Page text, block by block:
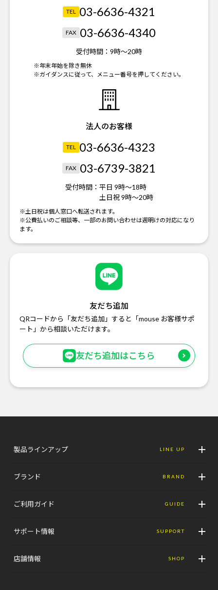
TEL 03-6636-4321
FAX 03-6636-4340
受付時間： 9時～20時
※年末年始を除き無休
※ガイダンスに従って、メニュー番号を押してください。
法人のお客様
TEL 03-6636-4323
FAX 03-6739-3821
受付時間： 平日 9時～18時
土日祝 9時～20時
※土日祝は個人窓口へ転送されます。
※公費払いのご相談等、一部のお問い合わせは週明けの対応になり
ます。
友だち追加
QRコードから「友だち追加」すると「mouse お客様サポ
ート」から相談いただけます。
友だち追加はこちら
製品ラインアップ LINE UP
ブランド BRAND
ご利用ガイド GUIDE
サポート情報 SUPPORT
店舗情報 SHOP